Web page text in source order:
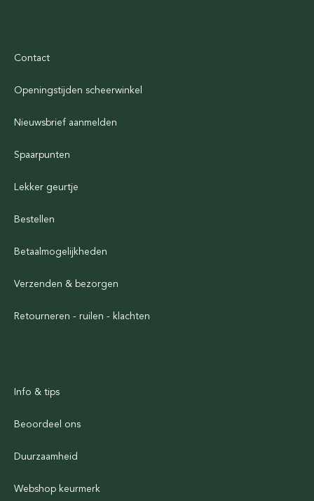
Contact
Openingstijden scheerwinkel
Nieuwsbrief aanmelden
Spaarpunten
Lekker geurtje
Bestellen
Betaalmogelijkheden
Verzenden & bezorgen
Retourneren - ruilen - klachten
Info & tips
Beoordeel ons
Duurzaamheid
Webshop keurmerk